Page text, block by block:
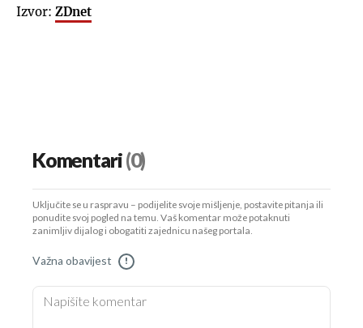
Izvor: ZDnet
Komentari(0)
Uključite se u raspravu – podijelite svoje mišljenje, postavite pitanja ili
ponudite svoj pogled na temu. Vaš komentar može potaknuti
zanimljiv dijalog i obogatiti zajednicu našeg portala.
Važna obavijest !